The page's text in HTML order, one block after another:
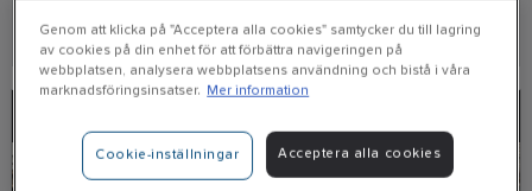
Genom att klicka på "Acceptera alla cookies" samtycker du till lagring
av cookies på din enhet för att förbättra navigeringen på
webbplatsen, analysera webbplatsens användning och bistå i våra
marknadsföringsinsatser.
Mer information
Acceptera alla cookies
Cookie-inställningar